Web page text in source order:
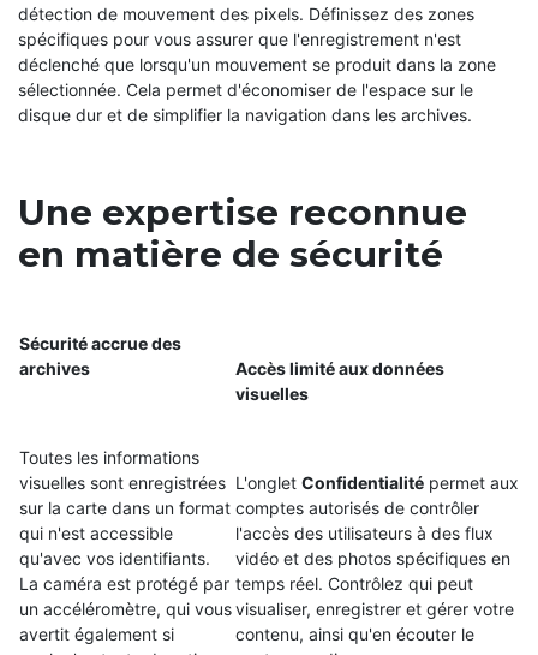
détection de mouvement des pixels. Définissez des zones
spécifiques pour vous assurer que l'enregistrement n'est
déclenché que lorsqu'un mouvement se produit dans la zone
sélectionnée. Cela permet d'économiser de l'espace sur le
disque dur et de simplifier la navigation dans les archives.
Une expertise reconnue
en matière de sécurité
Sécurité accrue des
archives
Toutes les informations
visuelles sont enregistrées
sur la carte dans un format
qui n'est accessible
qu'avec vos identifiants.
La caméra est protégé par
un accéléromètre, qui vous
avertit également si
Accès limité aux données
visuelles
L'onglet Confidentialité permet aux
comptes autorisés de contrôler
l'accès des utilisateurs à des flux
vidéo et des photos spécifiques en
temps réel. Contrôlez qui peut
visualiser, enregistrer et gérer votre
contenu, ainsi qu'en écouter le